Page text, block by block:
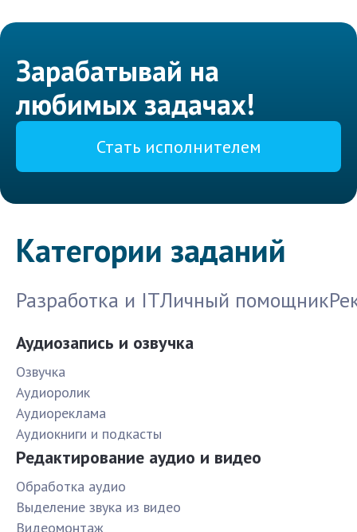
Зарабатывай на
любимых задачах!
Стать исполнителем
Категории заданий
Разработка и ITЛичный помощник
Аудиозапись и озвучка
Озвучка
Аудиоролик
Аудиореклама
Аудиокниги и подкасты
Редактирование аудио и видео
Обработка аудио
Выделение звука из видео
Видеомонтаж